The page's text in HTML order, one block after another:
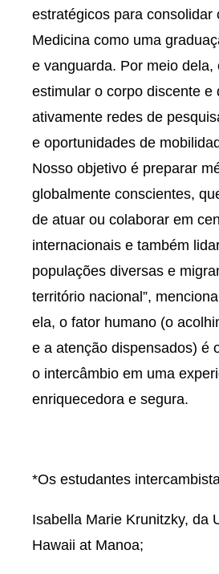
estratégicos para consolidar
Medicina como uma
e vanguarda. Por meio dela,
estimular o corpo discente e
ativamente redes de
e oportunidades de
Nosso objetivo é preparar
globalmente conscientes,
de atuar ou colaborar em
internacionais e também
populações diversas e
território nacional”,
ela, o fator humano (o
e a atenção dispensados) é
o intercâmbio em uma
enriquecedora e segura.
*Os estudantes
Isabella Marie Krunitzky, da
Hawaii at Manoa;